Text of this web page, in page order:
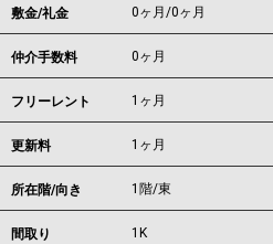
敷金/礼金 0ヶ月/0ヶ月
仲介手数料 0ヶ月
フリーレント 1ヶ月
更新料 1ヶ月
所在階/向き 1階/東
間取り 1K